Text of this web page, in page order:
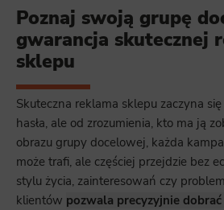
Poznaj swoją grupę
gwarancja skutecznej
sklepu
Skuteczna reklama sklepu zaczyna
hasła, ale od zrozumienia, kto ma ją
obrazu grupy docelowej, każda
może trafi, ale częściej przejdzie bez
stylu życia, zainteresowań czy
klientów pozwala precyzyjnie dobrać